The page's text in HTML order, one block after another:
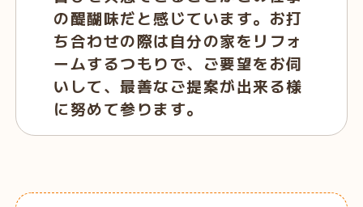
の醍醐味だと感じています。お打
ち合わせの際は自分の家をリフォ
ームするつもりで、ご要望をお伺
いして、最善なご提案が出来る様
に努めて参ります。